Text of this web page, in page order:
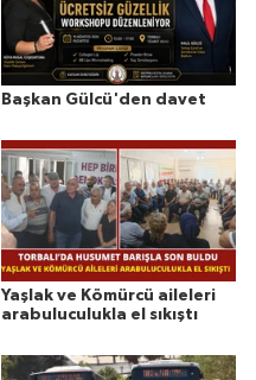
Başkan Gülcü'den davet
Yaşlak ve Kömürcü aileleri
arabuluculukla el sıkıştı